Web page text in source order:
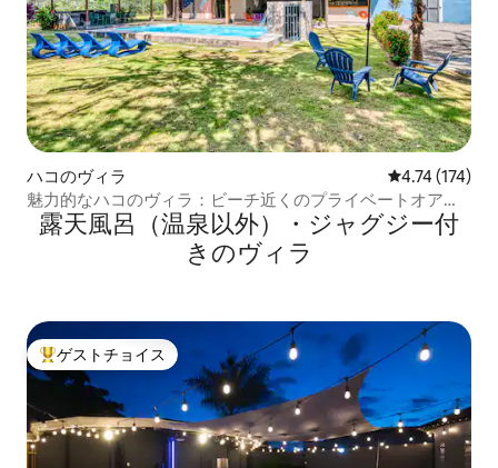
ハコのヴィラ レビュー174
4.74 (174)
魅力的なハコのヴィラ：ビーチ近くのプライベートオアシ
ス露天風呂（温泉以外）・ジャグジー付
きのヴィラ
大好評のゲストチョイスです。
ゲストチョイス